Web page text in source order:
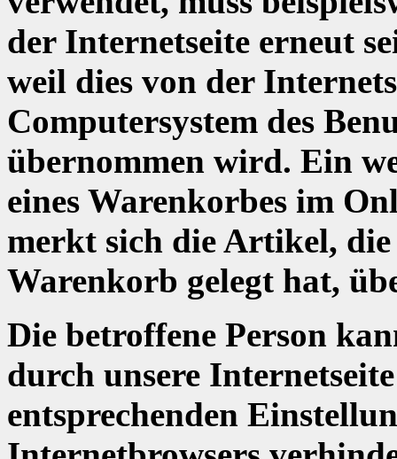
der Internetseite erneut
weil dies von der
Computersystem des
übernommen wird. Ein
eines Warenkorbes im
merkt sich die Artikel,
Warenkorb gelegt hat,
Die betroffene Person
durch unsere
entsprechenden